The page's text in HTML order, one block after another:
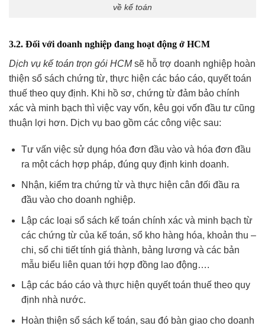
về kế toán
3.2. Đối với doanh nghiệp đang hoạt động ở HCM
Dịch vụ kế toán trọn gói HCMsẽ hỗ trợ doanh nghiệp hoàn
thiện sổ sách chứng từ, thực hiện các báo cáo, quyết toán
thuế theo quy định. Khi hồ sơ, chứng từ đảm bảo chính
xác và minh bạch thì việc vay vốn, kêu gọi vốn đầu tư cũng
thuận lợi hơn. Dịch vụ bao gồm các công việc sau:
Tư vấn việc sử dụng hóa đơn đầu vào và hóa đơn đầu
ra một cách hợp pháp, đúng quy định kinh doanh.
Nhận, kiểm tra chứng từ và thực hiện cân đối đầu ra
đầu vào cho doanh nghiệp.
Lập các loại sổ sách kế toán chính xác và minh bạch từ
các chứng từ của kế toán, sổ kho hàng hóa, khoản thu –
chi, sổ chi tiết tính giá thành, bảng lương và các bản
mẫu biểu liên quan tới hợp đồng lao động….
Lập các báo cáo và thực hiện quyết toán thuế theo quy
định nhà nước.
Hoàn thiện sổ sách kế toán, sau đó bàn giao cho doanh